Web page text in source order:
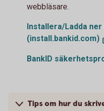
webbläsare.
Installera/Ladda
(install.bankid.com)
BankID
Tips om hur du